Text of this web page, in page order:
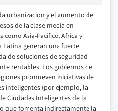
urbanizacion y el aumento de
de la clase media en
como Asia-Pacifico, Africa y
Latina generan una fuerte
de soluciones de seguridad
rentables. Los gobiernos de
promueven iniciativas de
inteligentes (por ejemplo, la
Ciudades Inteligentes de la
que fomenta indirectamente la